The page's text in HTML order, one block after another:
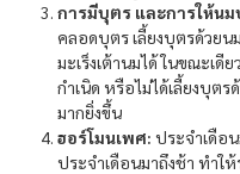
การมีบุตร และการให้น
คลอดบุตร เลี้ยงบุตรด้วยน
มะเร็งเต้านมได้ ในขณะเ
กำเนิด หรือไม่ได้เลี้ยงบุตร
มากยิ่งขึ้น
ฮอร์โมนเพศ: ประจำเดือ
ประจำเดือนมาถึงช้า ทำใ